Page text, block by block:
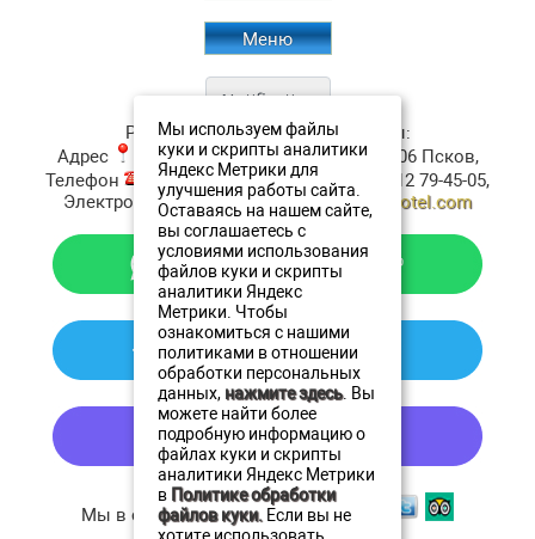
Меню
Ресторан АристократъКонтакты:
Адрес
ул. Верхне-Береговая, д.4 180006 Псков,
Телефон
+7 (911) 380-20-20, Факс: +7 8112 79-45-05,
Электронная почта ✉: resto@oldestatehotel.com
Мы в социальных сетях
Мы используем файлы
куки и скрипты аналитики
Яндекс Метрики для
улучшения работы сайта.
Оставаясь на нашем сайте,
вы соглашаетесь с
условиями использования
файлов куки и скрипты
аналитики Яндекс
Метрики. Чтобы
ознакомиться с нашими
политиками в отношении
обработки персональных
данных, нажмите здесь. Вы
можете найти более
подробную информацию о
файлах куки и скрипты
аналитики Яндекс Метрики
в Политике обработки
файлов куки. Если вы не